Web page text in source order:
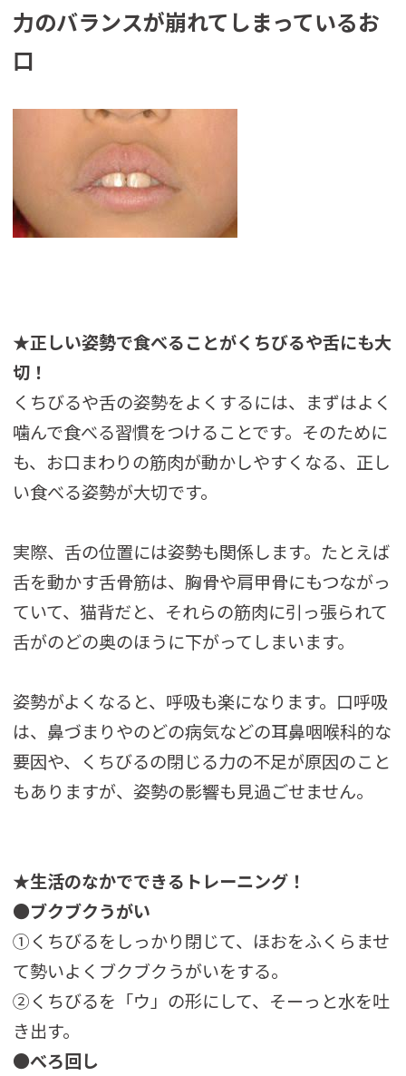
力のバランスが崩れてしまっているお
口
★正しい姿勢で食べることがくちびるや舌にも大
切！
くちびるや舌の姿勢をよくするには、まずはよく
噛んで食べる習慣をつけることです。そのために
も、お口まわりの筋肉が動かしやすくなる、正し
い食べる姿勢が大切です。
実際、舌の位置には姿勢も関係します。たとえば
舌を動かす舌骨筋は、胸骨や肩甲骨にもつながっ
ていて、猫背だと、それらの筋肉に引っ張られて
舌がのどの奥のほうに下がってしまいます。
姿勢がよくなると、呼吸も楽になります。口呼吸
は、鼻づまりやのどの病気などの耳鼻咽喉科的な
要因や、くちびるの閉じる力の不足が原因のこと
もありますが、姿勢の影響も見過ごせません。
★生活のなかでできるトレーニング！
●ブクブクうがい
①くちびるをしっかり閉じて、ほおをふくらませ
て勢いよくブクブクうがいをする。
②くちびるを「ウ」の形にして、そーっと水を吐
き出す。
●べろ回し